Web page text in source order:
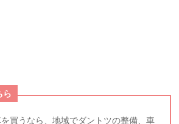
ら
買うなら、地域でダントツの整備、車